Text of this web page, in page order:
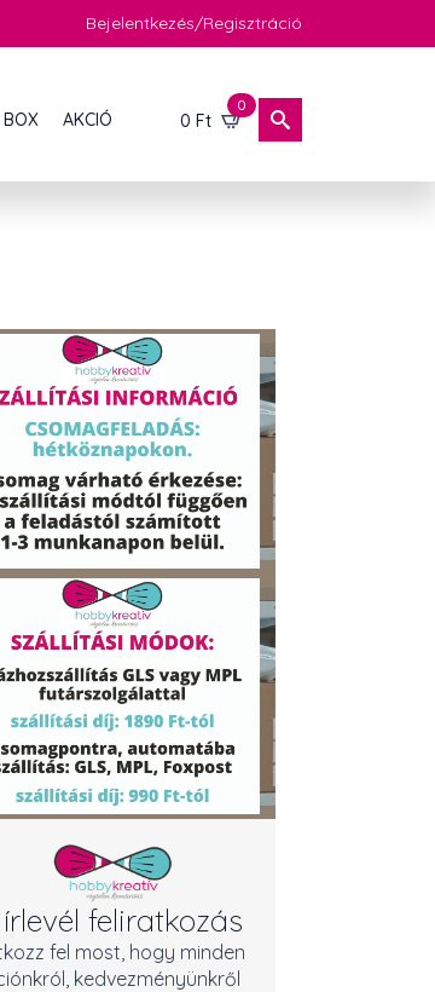
Bejelentkezés/Regisztráció
BOX AKCIÓ 0 Ft
0
feliratkozás
fel most, hogy minden
kedvezményünkről